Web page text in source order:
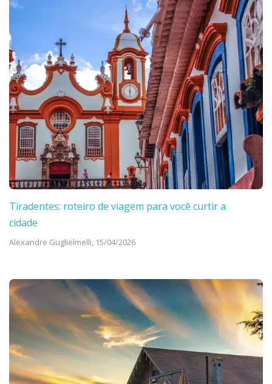
Tiradentes: roteiro de viagem para você curtir a
cidade
Alexandre Guglielmelli, 15/04/2026